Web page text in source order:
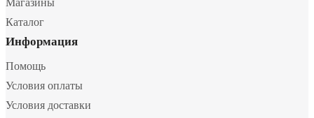
Магазины
Каталог
Информация
Помощь
Условия оплаты
Условия доставки